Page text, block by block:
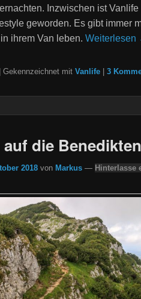
Inzwischen ist Vanlife
geworden. Es gibt immer
ihrem Van leben.
Gekennzeichnet mit Vanlife 3
die
2018 von Markus — Hinterlasse